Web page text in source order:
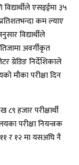
एसइईमा ३५
कम ल्याए
विद्यार्थीले
अवर्गीकृत
ग्रेडिङ निर्देशिकाले
मौका परीक्षा दिन
हजार परीक्षार्थी
परीक्षा नियन्त्रक
र १२ मा यसअघि नै